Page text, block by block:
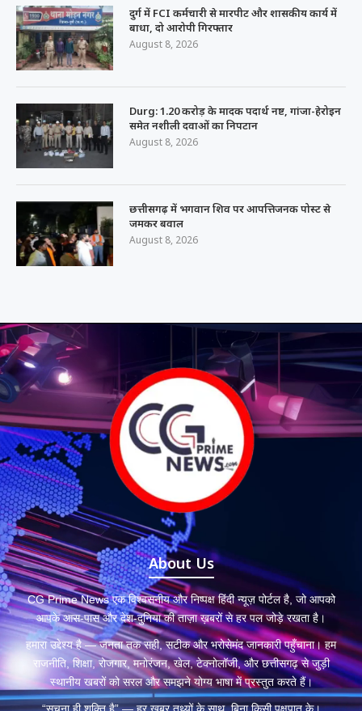
दुर्ग में FCI कर्मचारी से मारपीट और शासकीय कार्य में
बाधा, दो आरोपी गिरफ्तार
August 8, 2026
Durg: 1.20 करोड़ के मादक पदार्थ नष्ट, गांजा-हेरोइन
समेत नशीली दवाओं का निपटान
August 8, 2026
छत्तीसगढ़ में भगवान शिव पर आपत्तिजनक पोस्ट से
जमकर बवाल
August 8, 2026
About Us
CG Prime News एक विश्वसनीय और निष्पक्ष हिंदी न्यूज़ पोर्टल है, जो आपको
आपके आस-पास और देश-दुनिया की ताज़ा ख़बरों से हर पल जोड़े रखता है।
हमारा उद्देश्य है — जनता तक सही, सटीक और भरोसेमंद जानकारी पहुँचाना। हम
राजनीति, शिक्षा, रोजगार, मनोरंजन, खेल, टेक्नोलॉजी, और छत्तीसगढ़ से जुड़ी
स्थानीय खबरों को सरल और समझने योग्य भाषा में प्रस्तुत करते हैं।